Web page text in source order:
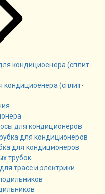
кондициоенера (сплит-
для кондиционеров
для кондиционеров
трубок
трасс и электрики